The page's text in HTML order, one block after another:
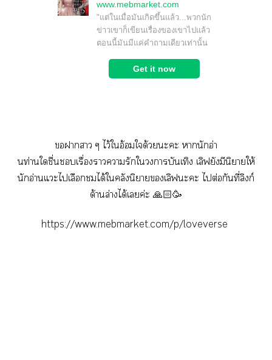
าา ๆ ไว้ใอ้อมใด้วยะะ านักอ่า
นท่านใชื่นเรื่องาารักใาบันเทิง เลิฟยังมีนิาให้
นักอ่านแะไเลือกได้ใคลังนิยายเลิฟะะ ไต่อกันที่ลิงก์
ด้านล่างได้เค่ะ 🙏🏻🥳
https://www.mebmarket.com/p/loveverse